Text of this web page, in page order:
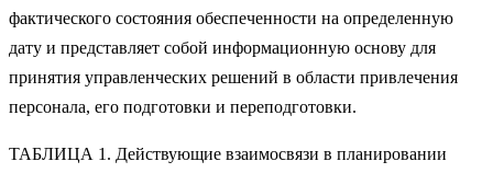
фактического состояния обеспеченности на определенную
дату и представляет собой информационную основу для
принятия управленческих решений в области привлечения
персонала, его подготовки и переподготовки.
ТАБЛИЦА 1. Действующие взаимосвязи в планировании